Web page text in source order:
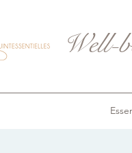
Well-